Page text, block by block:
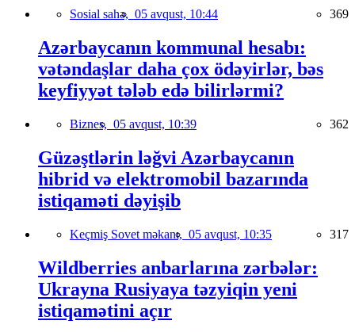
Sosial sahə, 05 avqust, 10:44 369
Azərbaycanın kommunal hesabı:
vətəndaşlar daha çox ödəyirlər, bəs
keyfiyyət tələb edə bilirlərmi?
Biznes, 05 avqust, 10:39 362
Güzəştlərin ləğvi Azərbaycanın
hibrid və elektromobil bazarında
istiqaməti dəyişib
Keçmiş Sovet məkanı, 05 avqust, 10:35 317
Wildberries anbarlarına zərbələr:
Ukrayna Rusiyaya təzyiqin yeni
istiqamətini açır